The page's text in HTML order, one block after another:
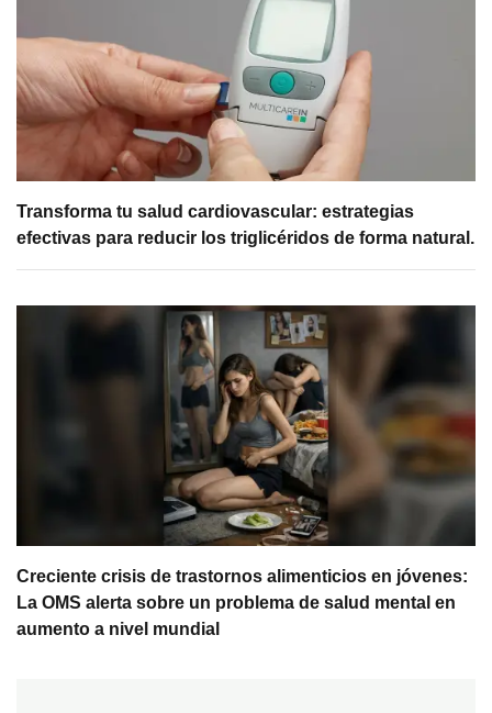
Transforma tu salud cardiovascular: estrategias
efectivas para reducir los triglicéridos de forma natural.
Creciente crisis de trastornos alimenticios en jóvenes:
La OMS alerta sobre un problema de salud mental en
aumento a nivel mundial